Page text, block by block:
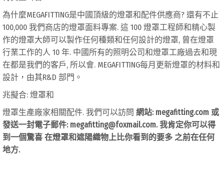
為什麼MEGAFITTING是中國頂級的燈罩和配件供應商? 還有不止
100,000 我們商店的燈罩面料專案. 這 100 燈罩工程師和精心製
作的燈罩大師可以製作任何種類和任何設計的燈罩, 曾在燈罩
行業工作的人 10 年. 中國所有的照明公司和燈罩工廠過去和現
在都是我們的客戶, 所以會. MEGAFITTING每月更新燈罩的材料和
設計，由其R&D 部門。
兆擬合: 燈罩和
燈罩生產廠家相關配件. 我們可以訪問 網站: megafitting.com 或
發送一封電子郵件: megafitting@foxmail.com. 我肯定你可以得
到一個驚喜 在燈罩和遮陽織物上比你看到的要多 之前在任何
地方.